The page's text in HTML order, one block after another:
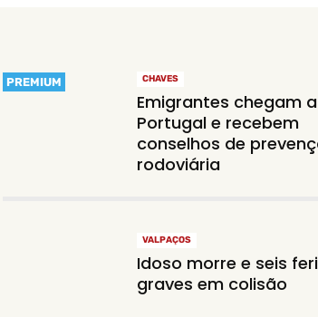
PREMIUM CHAVES
Emigrantes chegam a
Portugal e recebem
conselhos de
rodoviária
VALPAÇOS
Idoso morre e seis
graves em colisão